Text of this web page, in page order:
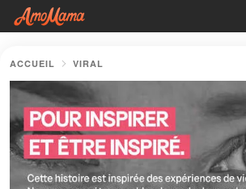
ACCUEIL VIRAL